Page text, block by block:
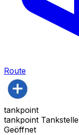
Route
tankpoint
tankpoint Tankstelle
Geöffnet